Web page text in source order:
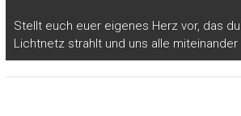
Stellt euch euer eigenes Herz vor, das
Lichtnetz strahlt und uns alle